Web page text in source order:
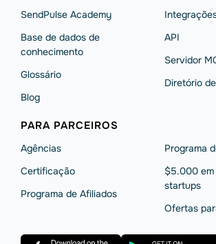
SendPulse Academy
Base de dados de
conhecimento
Glossário
Blog
API
Servidor
Diretório
PARA PARCEIROS
Agências
Сertificação
Programa de Afiliados
Programa
$5.000 em
startups
Ofertas